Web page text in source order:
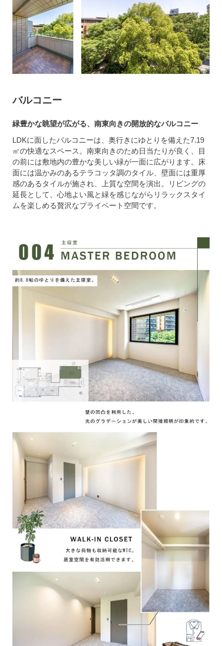
バルコニー
緑豊かな眺望が広がる、南東向きの開放的なバルコニー
LDKに面したバルコニーは、奥行きにゆとりを備えた7.19
㎡の快適なスペース。南東向きのため日当たりが良く、目
の前には敷地内の豊かな美しい緑が一面に広がります。床
面には温かみのあるテラコッタ調のタイル、壁面には重厚
感のあるタイルが施され、上質な空間を演出。リビングの
延長として、心地よい風と緑を感じながらリラックスタイ
ムを楽しめる贅沢なプライベート空間です。